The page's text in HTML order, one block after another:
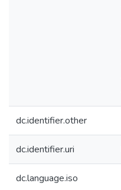
dc.identifier.other
dc.identifier.uri
dc.language.iso